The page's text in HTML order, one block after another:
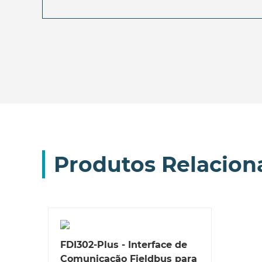
Produtos
FDI302-Plus - Interface de
Comunicação Fieldbus para